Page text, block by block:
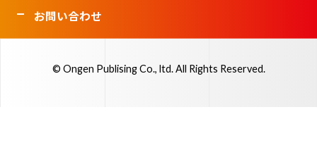
お問い合わせ
© Ongen Publising Co., ltd. All Rights Reserved.